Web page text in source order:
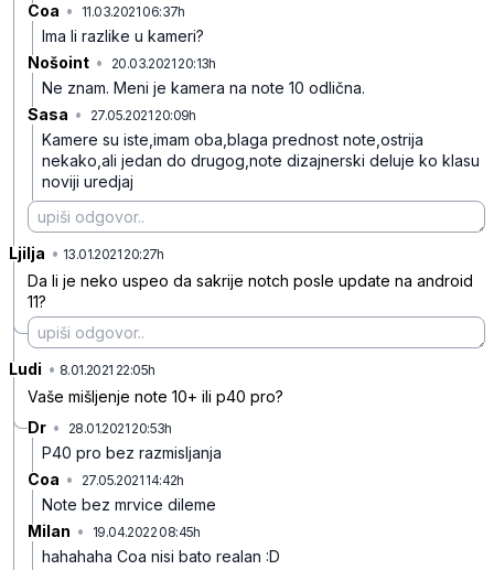
Coa • 11.03.2021 06:37h
Ima li razlike u kameri?
Nošoint • 20.03.2021 20:13h
Ne znam. Meni je kamera na note 10 odlična.
Sasa • 27.05.2021 20:09h
Kamere su iste,imam oba,blaga prednost note,ostrija
nekako,ali jedan do drugog,note dizajnerski deluje ko klasu
noviji uredjaj
Ljilja • 13.01.2021 20:27h
Da li je neko uspeo da sakrije notch posle update na android
11?
Ludi • 8.01.2021 22:05h
Vaše mišljenje note 10+ ili p40 pro?
Dr • 28.01.2021 20:53h
P40 pro bez razmisljanja
Coa • 27.05.2021 14:42h
Note bez mrvice dileme
Milan • 19.04.2022 08:45h
hahahaha Coa nisi bato realan :D